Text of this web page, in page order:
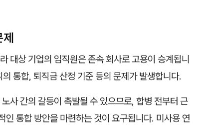
제
대상 기업의 임직원은 존속 회사로 고용이 승계됩니
통합, 퇴직금 산정 기준 등의 문제가 발생합니다.
사 간의 갈등이 촉발될 수 있으므로, 합병 전부터 근
인 통합 방안을 마련하는 것이 요구됩니다. 미사용 연